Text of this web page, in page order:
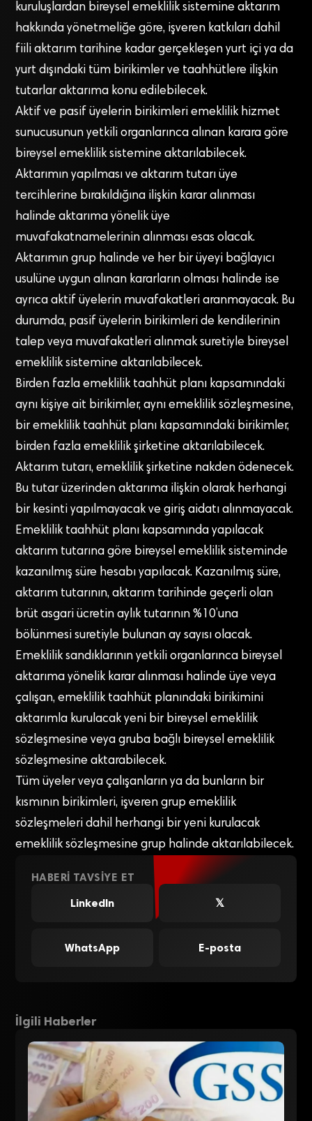
kuruluşlardan bireysel emeklilik sistemine aktarım
hakkında yönetmeliğe göre, işveren katkıları dahil
fiili aktarım tarihine kadar gerçekleşen yurt içi ya da
yurt dışındaki tüm birikimler ve taahhütlere ilişkin
tutarlar aktarıma konu edilebilecek.
Aktif ve pasif üyelerin birikimleri emeklilik hizmet
sunucusunun yetkili organlarınca alınan karara göre
bireysel emeklilik sistemine aktarılabilecek.
Aktarımın yapılması ve aktarım tutarı üye
tercihlerine bırakıldığına ilişkin karar alınması
halinde aktarıma yönelik üye
muvafakatnamelerinin alınması esas olacak.
Aktarımın grup halinde ve her bir üyeyi bağlayıcı
usulüne uygun alınan kararların olması halinde ise
ayrıca aktif üyelerin muvafakatleri aranmayacak. Bu
durumda, pasif üyelerin birikimleri de kendilerinin
talep veya muvafakatleri alınmak suretiyle bireysel
emeklilik sistemine aktarılabilecek.
Birden fazla emeklilik taahhüt planı kapsamındaki
aynı kişiye ait birikimler, aynı emeklilik sözleşmesine,
bir emeklilik taahhüt planı kapsamındaki birikimler,
birden fazla emeklilik şirketine aktarılabilecek.
Aktarım tutarı, emeklilik şirketine nakden ödenecek.
Bu tutar üzerinden aktarıma ilişkin olarak herhangi
bir kesinti yapılmayacak ve giriş aidatı alınmayacak.
Emeklilik taahhüt planı kapsamında yapılacak
aktarım tutarına göre bireysel emeklilik sisteminde
kazanılmış süre hesabı yapılacak. Kazanılmış süre,
aktarım tutarının, aktarım tarihinde geçerli olan
brüt asgari ücretin aylık tutarının %10’una
bölünmesi suretiyle bulunan ay sayısı olacak.
Emeklilik sandıklarının yetkili organlarınca bireysel
aktarıma yönelik karar alınması halinde üye veya
çalışan, emeklilik taahhüt planındaki birikimini
aktarımla kurulacak yeni bir bireysel emeklilik
sözleşmesine veya gruba bağlı bireysel emeklilik
sözleşmesine aktarabilecek.
Tüm üyeler veya çalışanların ya da bunların bir
kısmının birikimleri, işveren grup emeklilik
sözleşmeleri dahil herhangi bir yeni kurulacak
emeklilik sözleşmesine grup halinde aktarılabilecek.
HABERI TAVSIYE ET
LinkedIn
𝕏
WhatsApp E-posta
İlgili Haberler